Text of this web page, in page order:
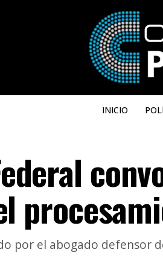
INICIO
por el abogado defensor